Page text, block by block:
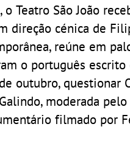
Teatro São João
direção cénica de
reúne em
o português
outubro, questionar
moderada
filmado por